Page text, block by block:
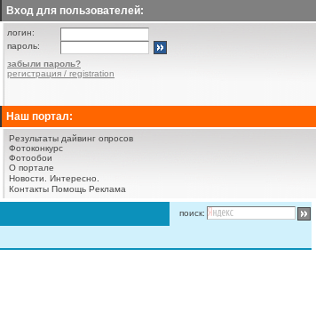
Вход для пользователей:
логин:
пароль:
забыли пароль?
регистрация / registration
Наш портал:
Результаты дайвинг опросов
Фотоконкурс
Фотообои
О портале
Новости.
Интересно.
Контакты Помощь Реклама
поиск: